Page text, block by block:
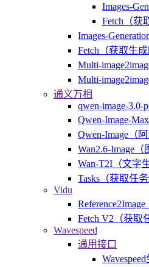
Images-
Fetch（获
Images-
Fetch（获取生
Multi-
Multi-
通义万相
qwen-image-3.0-
Qwen-Image-
Qwen-Image（
Wan2.6-Image（
Wan-T2I（文字
Tasks（获取任务
Vidu
Fetch V2（获取
Wavespeed
通用接口